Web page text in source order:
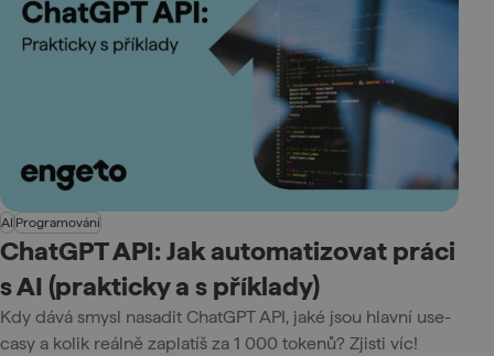
AI Programování
ChatGPT API: Jak automatizovat práci
s AI (prakticky a s příklady)
Kdy dává smysl nasadit ChatGPT API, jaké jsou hlavní use-
casy a kolik reálně zaplatíš za 1 000 tokenů? Zjisti víc!